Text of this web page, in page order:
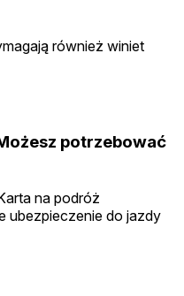
również winiet
potrzebować
na podróż
ubezpieczenie do jazdy